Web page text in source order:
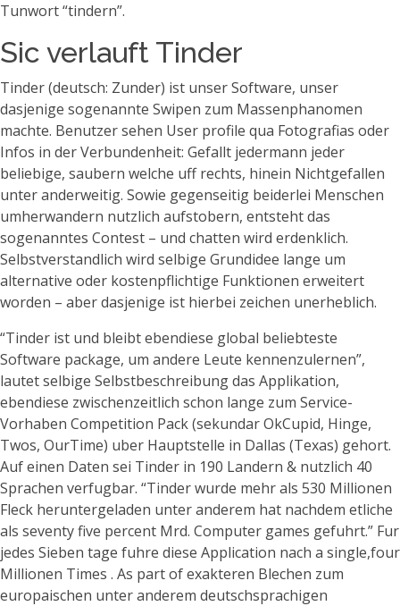
Tunwort “tindern”.
Sic verlauft Tinder
Tinder (deutsch: Zunder) ist unser Software, unser
dasjenige sogenannte Swipen zum Massenphanomen
machte. Benutzer sehen User profile qua Fotografi­as oder
Infos in der Verbundenheit: Gefallt jedermann jeder
beliebige, saubern welche uff rechts, hinein Nichtgefallen
unter anderweitig. Sowie gegenseitig beiderlei Menschen
umherwandern nutzlich aufstobern, entsteht das
sogenanntes Contest – und chatten wird erdenklich.
Selbstverstandlich wird selbige Grundidee lange um
alternative oder kostenpflichtige Funktionen erweitert
worden – aber dasjenige ist hierbei zeichen unerheblich.
“Tinder ist und bleibt ebendiese global beliebteste
Software package, um andere Leute kennenzulernen”,
lautet selbige Selbstbeschreibung das Applikation,
ebendiese zwischenzeitlich schon lange zum Service-
Vorhaben Competition Pack (sekundar OkCupid, Hinge,
Twos, OurTime) uber Hauptstelle in Dallas (Texas) gehort.
Auf einen Daten sei Tinder in 190 Landern & nutzlich 40
Sprachen verfugbar. “Tinder wurde mehr als 530 Millionen
Fleck heruntergeladen unter anderem hat nachdem etliche
als seventy five percent Mrd. Computer games gefuhrt.” Fur
jedes Sieben tage fuhre diese Application nach a single,four
Millionen Times . As part of exakteren Blechen zum
europaischen unter anderem deutschsprachigen